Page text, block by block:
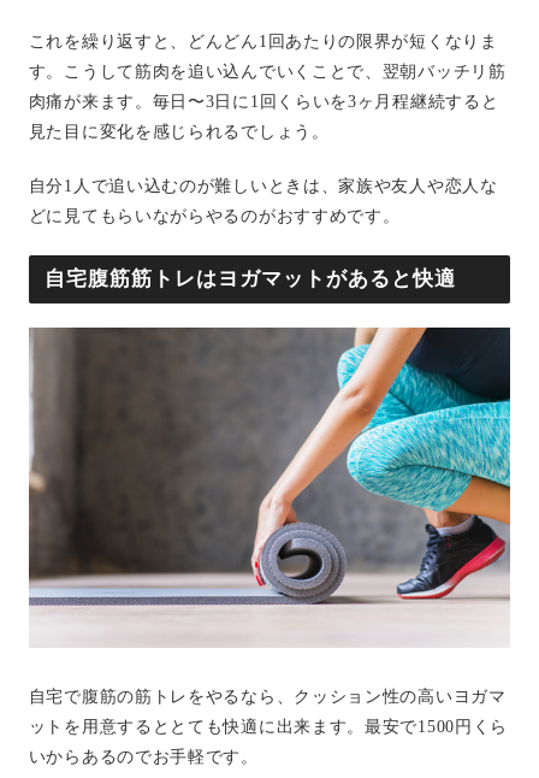
これを繰り返すと、どんどん1回あたりの限界が短くなりま
す。こうして筋肉を追い込んでいくことで、翌朝バッチリ筋
肉痛が来ます。毎日〜3日に1回くらいを3ヶ月程継続すると
見た目に変化を感じられるでしょう。
自分1人で追い込むのが難しいときは、家族や友人や恋人な
どに見てもらいながらやるのがおすすめです。
自宅腹筋筋トレはヨガマットがあると快適
自宅で腹筋の筋トレをやるなら、クッション性の高いヨガマ
ットを用意するととても快適に出来ます。最安で1500円くら
いからあるのでお手軽です。